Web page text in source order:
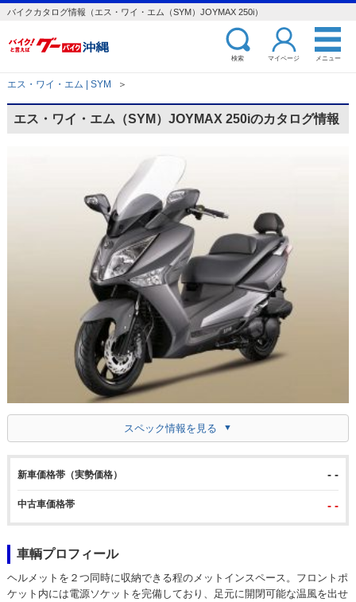
バイクカタログ情報（エス・ワイ・エム（SYM）JOYMAX 250i）
検索 マイページ メニュー
エス・ワイ・エム | SYM ＞
エス・ワイ・エム（SYM）JOYMAX 250iのカタログ情報
スペック情報を見る
新車価格帯（実勢価格） - -
中古車価格帯 - -
車輌プロフィール
ヘルメットを２つ同時に収納できる程のメットインスペース。フロントポ
ケット内には電源ソケットを完備しており、足元に開閉可能な温風を出せ